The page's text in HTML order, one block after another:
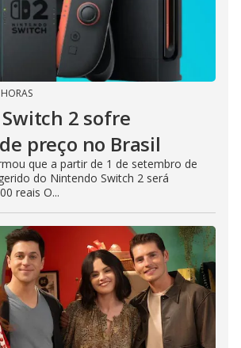
2 sofre
preço no Brasil
que a partir de 1 de setembro de
do Nintendo Switch 2 será
reais O...